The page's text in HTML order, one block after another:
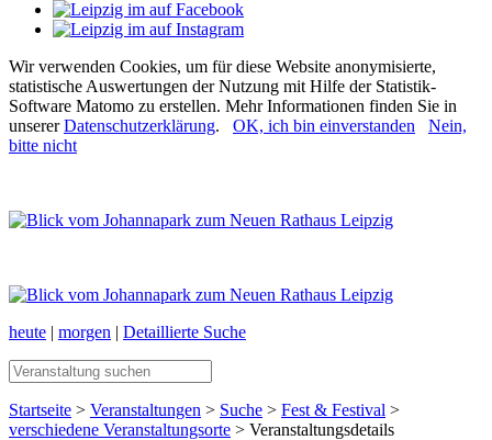
Wir verwenden Cookies, um für diese Website anonymisierte,
statistische Auswertungen der Nutzung mit Hilfe der Statistik-
Software Matomo zu erstellen. Mehr Informationen finden Sie in
unsererDatenschutzerklärung. OK, ich bin einverstanden
Nein,
bitte nicht
heute | morgen | Detaillierte Suche
Startseite > Veranstaltungen > Suche > Fest & Festival >
verschiedene Veranstaltungsorte > Veranstaltungsdetails